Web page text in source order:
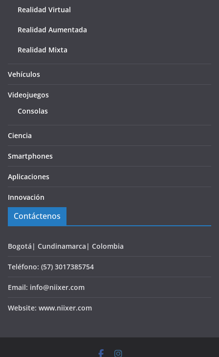
Realidad Virtual
Realidad Aumentada
Realidad Mixta
Vehículos
Videojuegos
Consolas
Ciencia
Smartphones
Aplicaciones
Innovación
Contáctenos
Bogotá| Cundinamarca| Colombia
Teléfono: (57) 3017385754
Email: info@niixer.com
Website: www.niixer.com